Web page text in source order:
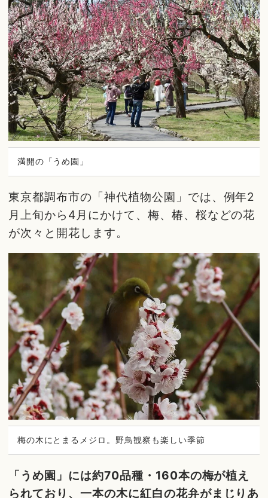
満開の「うめ園」
東京都調布市の「神代植物公園」では、例年2
月上旬から4月にかけて、梅、椿、桜などの花
が次々と開花します。
梅の木にとまるメジロ。野鳥観察も楽しい季節
「うめ園」には約70品種・160本の梅が植え
られており、一本の木に紅白の花弁がまじりあ